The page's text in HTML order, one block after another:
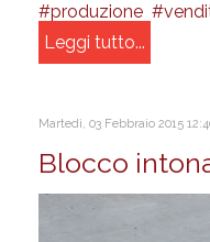
produzione
Leggi tutto...
Martedì, 03 Febbraio 2015
Blocco